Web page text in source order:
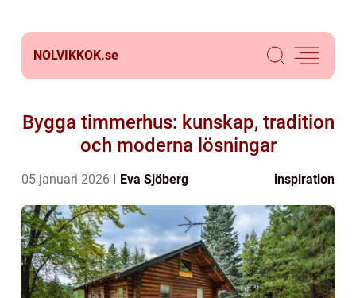
NOLVIKKOK.se
Bygga timmerhus: kunskap, tradition
och moderna lösningar
05 januari 2026 Eva Sjöberg inspiration